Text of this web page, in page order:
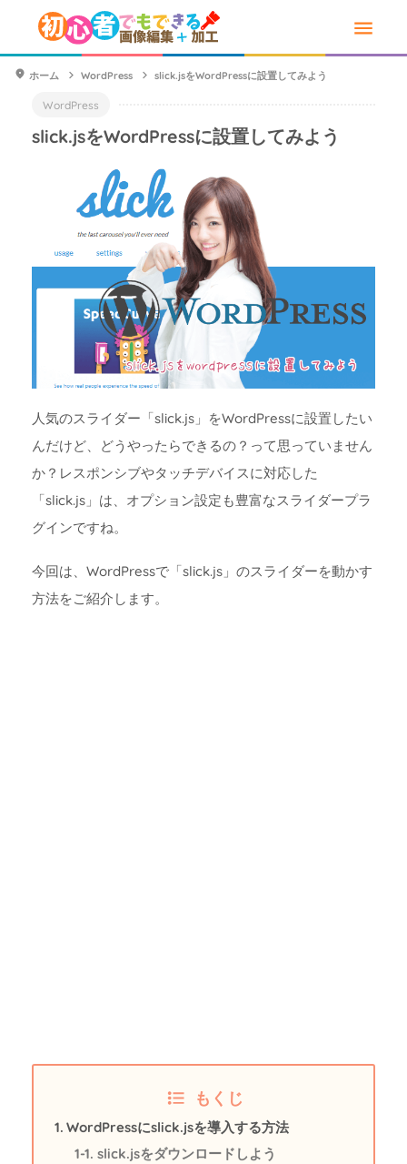
ホーム WordPress slick.jsをWordPressに設置してみよう
WordPress
slick.jsをWordPressに設置してみよう
人気のスライダー「slick.js」をWordPressに設置したい
んだけど、どうやったらできるの？って思っていません
か？レスポンシブやタッチデバイスに対応した
「slick.js」は、オプション設定も豊富なスライダープラ
グインですね。
今回は、WordPressで「slick.js」のスライダーを動かす
方法をご紹介します。
もくじ
WordPressにslick.jsを導入する方法
slick.jsをダウンロードしよう